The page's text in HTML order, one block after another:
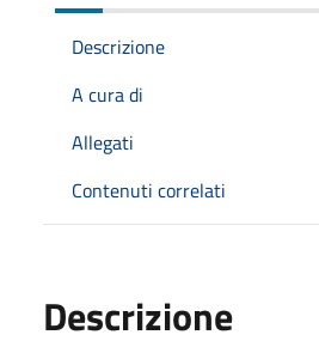
Descrizione
A cura di
Allegati
Contenuti correlati
Descrizione